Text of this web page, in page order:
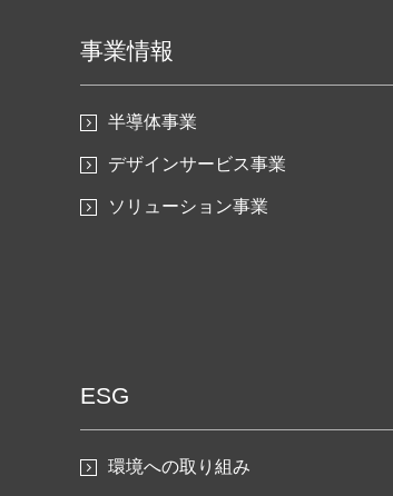
事業情報
半導体事業
デザインサービス事業
ソリューション事業
ESG
環境への取り組み